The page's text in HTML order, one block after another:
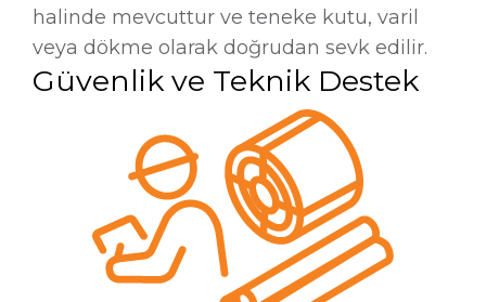
halinde mevcuttur ve teneke kutu, varil
veya dökme olarak doğrudan sevk edilir.
Güvenlik ve Teknik Destek